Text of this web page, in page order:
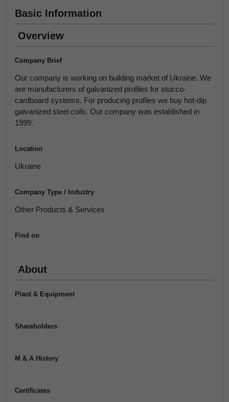
Basic Information
Overview
Company Brief
Our company is working on building market of Ukraine. We
are manufacturers of galvanized profiles for stucco-
cardboard systems. For producing profiles we buy hot-dip
galvanized steel coils. Our company was established in
1999.
Location
Ukraine
Company Type / Industry
Other Products & Services
Find on
About
Plant & Equipment
Shareholders
M & A History
Certificates